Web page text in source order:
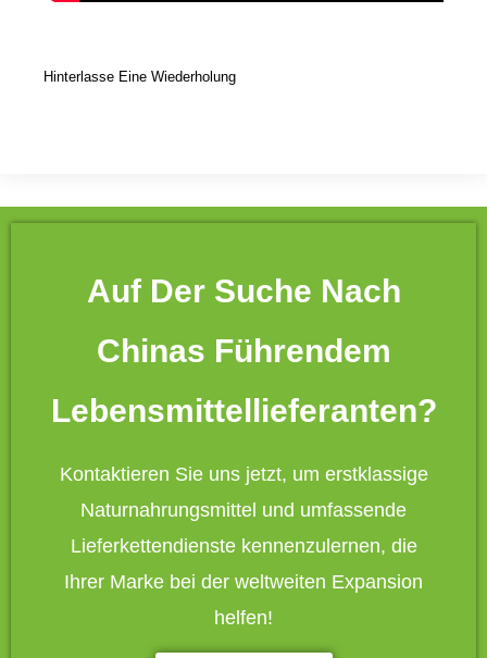
Hinterlasse Eine Wiederholung
Auf Der Suche Nach
Chinas Führendem
Lebensmittellieferanten?
Kontaktieren Sie uns jetzt, um erstklassige
Naturnahrungsmittel und umfassende
Lieferkettendienste kennenzulernen, die
Ihrer Marke bei der weltweiten Expansion
helfen!